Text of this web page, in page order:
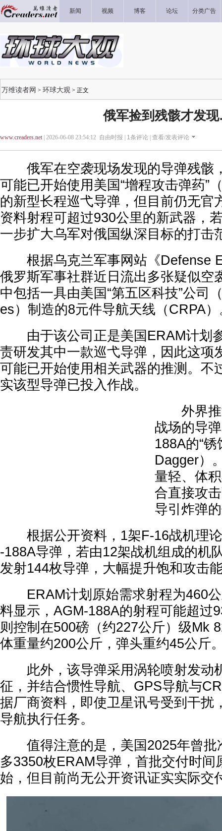
新闻 视频 博客 论坛 分类广告
万维读者网 > 环球大观 > 正文
俄军捡到残骸才发
www.creaders.net| 2026-06-08 23:54:12 自由时报 | 1条评论 | 查看/发表评论
俄军在空袭现场发现的导弹残骸
可能已开始使用美国“增程攻击弹药”
的新型长程巡弋导弹，但目前仍无官
资料射程可超过930公里的新武器，
一步扩大乌军对俄国纵深目标的打击
根据乌克兰军事网站《Defense
俄罗斯军事社群近日流出多张疑似空
中包括一具由美国“第五区科技”公司
es）制造的8元件导航天线（CRPA）
由于该公司正是美国ERAM计划
责研发其中一款巡弋导弹，因此这项
可能已开始使用相关武器的推测。不
实该型导弹已投入作战。
外界推
战场的导
188A的“
Dagger）
量轻、体
合直接攻
导引炸弹
根据公开资料，1架F-16战机理论
-188A导弹，若由12架战机组成的机
发射144枚导弹，大幅提升饱和攻击
ERAM计划原始需求射程为460公
料显示，AGM-188A的射程可能超过
则控制在500磅（约227公斤）级Mk
体重量约200公斤，弹头重约45公斤
此外，该导弹采用涡轮喷射发动
征，并结合惯性导航、GPS导航与
据厂商资料，即使卫星讯号受到干扰
导航执行任务。
值得注意的是，美国2025年曾批
多3350枚ERAM导弹，首批交付时间
始，但目前尚无公开资讯证实实际交